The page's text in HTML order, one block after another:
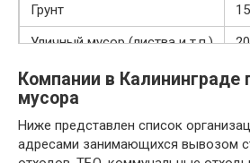
Грунт
Уличный мусор (листва и т.п.)
Компании в Калининграде
мусора
Ниже представлен список
адресами занимающихся вывозом